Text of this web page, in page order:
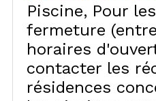
Piscine
Pour
fermeture
horaires
contacter les
résidences